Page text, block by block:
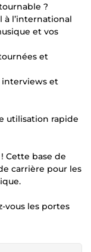
?
à l’international
et vos
et
interviews et
utilisation rapide
Cette base de
carrière pour les
vous les portes